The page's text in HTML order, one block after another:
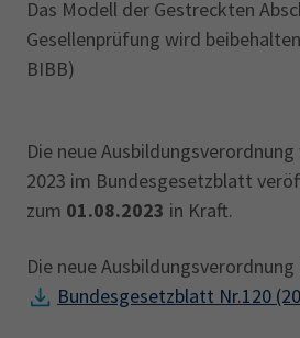
Das Modell der Gestreckten
Gesellenprüfung wird
BIBB)
Die neue
2023 im Bundesgesetzblatt
zum 01.08.2023 in Kraft.
Die neue
Bundesgesetzblatt Nr.120